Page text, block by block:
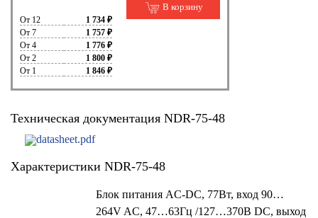
От 12
1 734 ₽
От 7
1 757 ₽
От 4
1 776 ₽
От 2
1 800 ₽
От 1
1 846 ₽
В корзину
Техническая документация NDR-75-48
datasheet.pdf
Характеристики NDR-75-48
Блок питания AC-DC, 77Вт, вход 90…
264V AC, 47…63Гц /127…370В DC, выход